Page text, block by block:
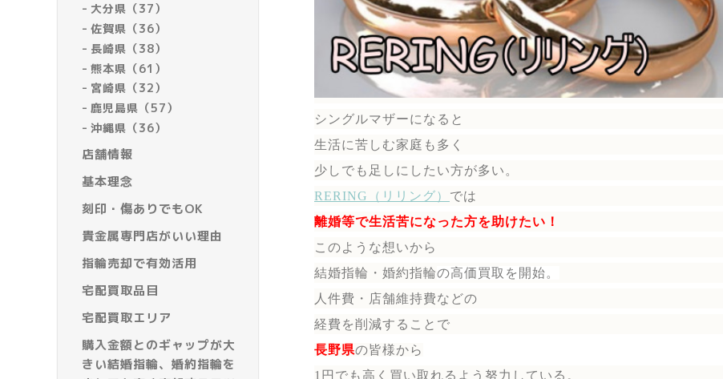
大分県（37）
佐賀県（36）
長崎県（38）
熊本県（61）
宮崎県（32）
鹿児島県（57）
沖縄県（36）
店舗情報
基本理念
刻印・傷ありでもOK
貴金属専門店がいい理由
指輪売却で有効活用
宅配買取品目
宅配買取エリア
購入金額とのギャップが大
きい結婚指輪、婚約指輪を
シングルマザーになると
生活に苦しむ家庭も多く
少しでも足しにしたい方が多い。
RERING（リリング） では
離婚等で生活苦になった方を助けたい！
このような想いから
結婚指輪・婚約指輪の高価買取を開始。
人件費・店舗維持費などの
経費を削減することで
長野県の皆様から
1円でも高く買い取れるよう努力している。